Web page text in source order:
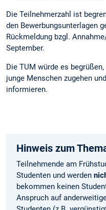
Die Teilnehmerzahl ist
den Bewerbungsunterlagen
Rückmeldung bzgl.
September.
Die TUM würde es
junge Menschen zugehen
informieren.
Hinweis zum
Teilnehmende am
Studenten und werden
bekommen keinen
Anspruch auf